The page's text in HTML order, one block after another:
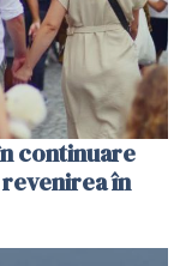
continuare
revenirea în